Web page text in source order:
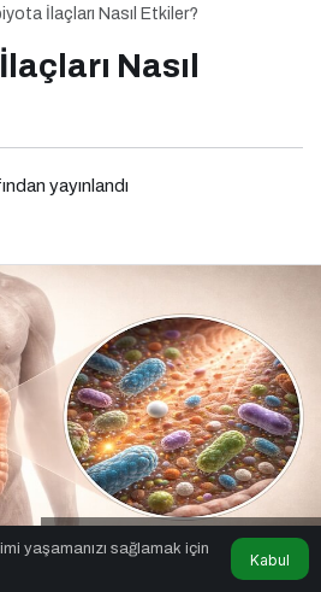
İlaçları Nasıl Etkiler?
Nasıl
yayınlandı
Mikrobiyota İlaçları Nasıl Etkiler?
yaşamanızı sağlamak için
Kabul